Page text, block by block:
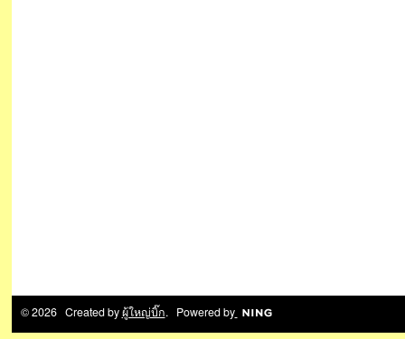
© 2026 Created byผู้ใหญ่บิ๊ก. Powered by